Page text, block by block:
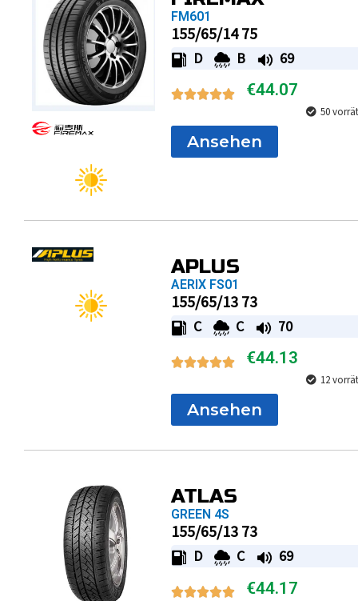
FM601
155/65/14 75
D B 69
€44.07
50
Ansehen
APLUS
AERIX FS01
155/65/13 73
C C 70
€44.13
12
Ansehen
ATLAS
GREEN 4S
155/65/13 73
D C 69
€44.17